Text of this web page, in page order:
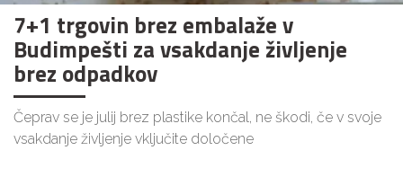
7+1 trgovin brez embalaže v
Budimpešti za vsakdanje življenje
brez odpadkov
Čeprav se je julij brez plastike končal, ne škodi, če v svoje
vsakdanje življenje vključite določene